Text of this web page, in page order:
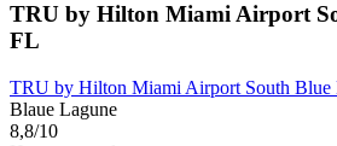
TRU by Hilton Miami Airport
FL
TRU by Hilton Miami Airport South Blue
Blaue Lagune
8,8/10